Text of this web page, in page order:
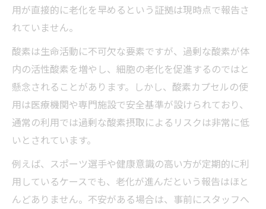
用が直接的に老化を早めるという証拠は現時点で報告さ
れていません。
酸素は生命活動に不可欠な要素ですが、過剰な酸素が体
内の活性酸素を増やし、細胞の老化を促進するのではと
懸念されることがあります。しかし、酸素カプセルの使
用は医療機関や専門施設で安全基準が設けられており、
通常の利用では過剰な酸素摂取によるリスクは非常に低
いとされています。
例えば、スポーツ選手や健康意識の高い方が定期的に利
用しているケースでも、老化が進んだという報告はほと
んどありません。不安がある場合は、事前にスタッフへ